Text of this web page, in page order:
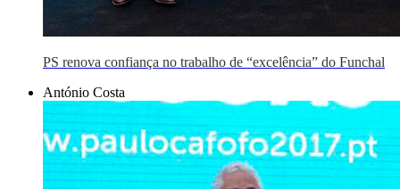
PS renova confiança no trabalho de “excelência” do Funchal
António Costa